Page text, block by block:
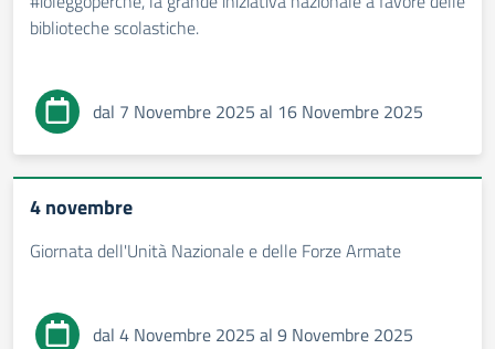
biblioteche scolastiche.
dal 7 Novembre 2025 al 16 Novembre 2025
4 novembre
Giornata dell'Unità Nazionale e delle Forze Armate
dal 4 Novembre 2025 al 9 Novembre 2025